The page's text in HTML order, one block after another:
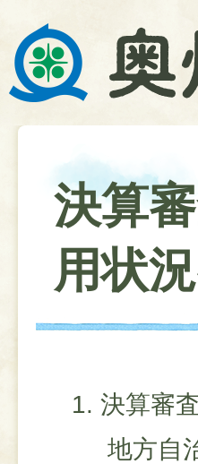
決算
用状
決算審
地方自